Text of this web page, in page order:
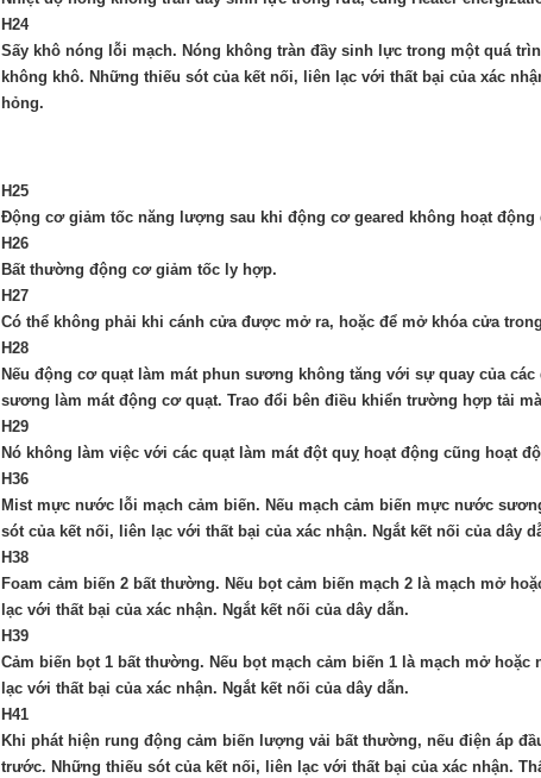
H24
Sấy khô nóng lỗi mạch. Nóng không tràn đầy sinh lực trong một quá
không khô. Những thiếu sót của kết nối, liên lạc với thất bại của xác
hỏng.
H25
Động cơ giảm tốc năng lượng sau khi động cơ geared không hoạt động
H26
Bất thường động cơ giảm tốc ly hợp.
H27
Có thể không phải khi cánh cửa được mở ra, hoặc để mở khóa cửa
H28
Nếu động cơ quạt làm mát phun sương không tăng với sự quay của
sương làm mát động cơ quạt. Trao đổi bên điều khiển trường hợp tải
H29
Nó không làm việc với các quạt làm mát đột quỵ hoạt động cũng hoạt
H36
Mist mực nước lỗi mạch cảm biến. Nếu mạch cảm biến mực nước
sót của kết nối, liên lạc với thất bại của xác nhận. Ngắt kết nối của dây
H38
Foam cảm biến 2 bất thường. Nếu bọt cảm biến mạch 2 là mạch mở
lạc với thất bại của xác nhận. Ngắt kết nối của dây dẫn.
H39
Cảm biến bọt 1 bất thường. Nếu bọt mạch cảm biến 1 là mạch mở
lạc với thất bại của xác nhận. Ngắt kết nối của dây dẫn.
H41
Khi phát hiện rung động cảm biến lượng vải bất thường, nếu điện áp
trước. Những thiếu sót của kết nối, liên lạc với thất bại của xác nhận.